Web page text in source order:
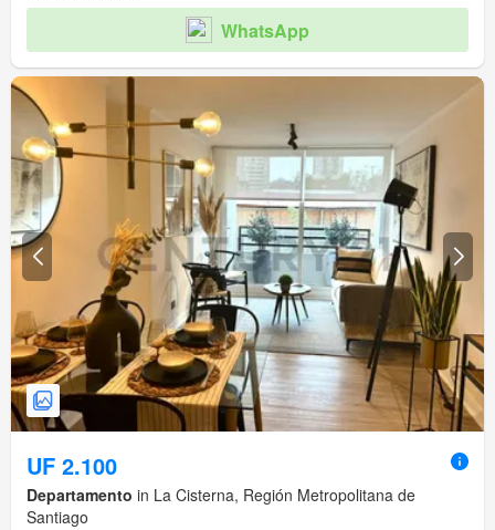
WhatsApp
UF 2.100
Departamento in La Cisterna, Región Metropolitana de
Santiago